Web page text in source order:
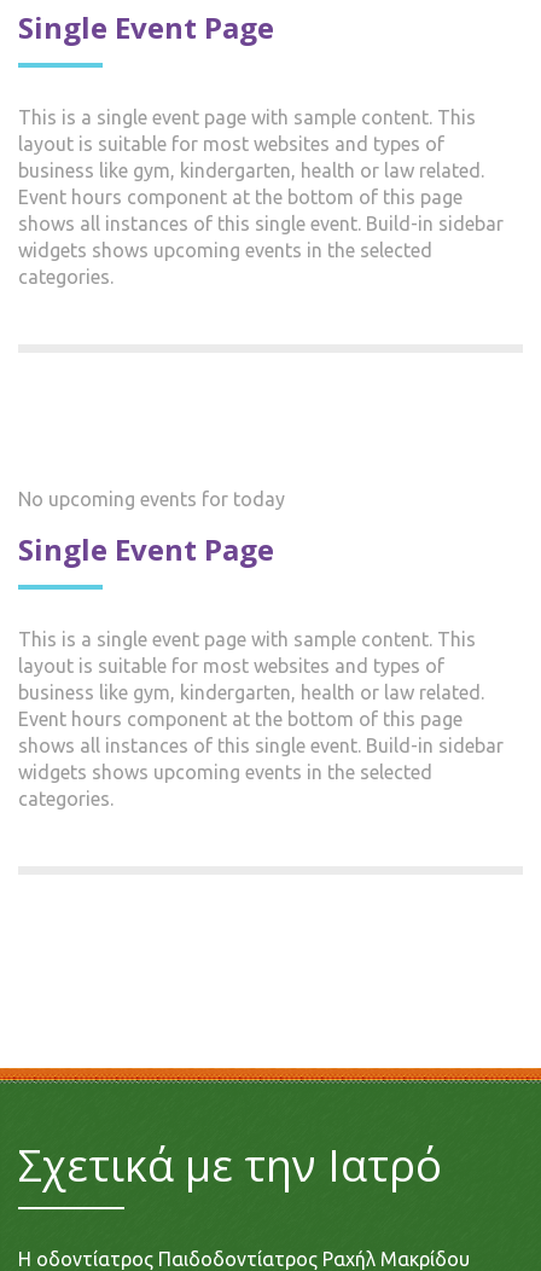
Single Event Page
This is a single event page with sample content. This
layout is suitable for most websites and types of
business like gym, kindergarten, health or law related.
Event hours component at the bottom of this page
shows all instances of this single event. Build-in sidebar
widgets shows upcoming events in the selected
categories.
No upcoming events for today
Single Event Page
This is a single event page with sample content. This
layout is suitable for most websites and types of
business like gym, kindergarten, health or law related.
Event hours component at the bottom of this page
shows all instances of this single event. Build-in sidebar
widgets shows upcoming events in the selected
categories.
Σχετικά με την Ιατρό
Η οδοντίατρος Παιδοδοντίατρος Ραχήλ Μακρίδου